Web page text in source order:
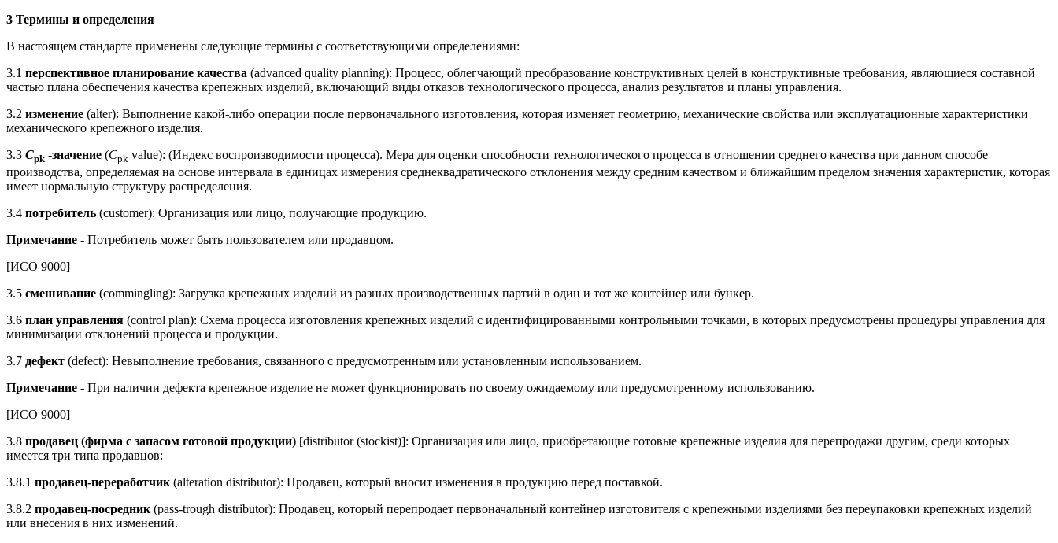
3 Термины и определения
В настоящем стандарте применены следующие термины с соответствующими определениями:
3.1 перспективное планирование качества (advanced quality planning): Процесс, облегчающий преобразование конструктивных целей в конструктивные требования, являющиеся составной
частью плана обеспечения качества крепежных изделий, включающий виды отказов технологического процесса, анализ результатов и планы управления.
3.2 изменение (alter): Выполнение какой-либо операции после первоначального изготовления, которая изменяет геометрию, механические свойства или эксплуатационные характеристики
механического крепежного изделия.
3.3 Срk -значение (Срk value): (Индекс воспроизводимости процесса). Мера для оценки способности технологического процесса в отношении среднего качества при данном способе
производства, определяемая на основе интервала в единицах измерения среднеквадратического отклонения между средним качеством и ближайшим пределом значения характеристик, которая
имеет нормальную структуру распределения.
3.4 потребитель (customer): Организация или лицо, получающие продукцию.
Примечание - Потребитель может быть пользователем или продавцом.
[ИСО 9000]
3.5 смешивание (commingling): Загрузка крепежных изделий из разных производственных партий в один и тот же контейнер или бункер.
3.6 план управления (control plan): Схема процесса изготовления крепежных изделий с идентифицированными контрольными точками, в которых предусмотрены процедуры управления для
минимизации отклонений процесса и продукции.
3.7 дефект (defect): Невыполнение требования, связанного с предусмотренным или установленным использованием.
Примечание - При наличии дефекта крепежное изделие не может функционировать по своему ожидаемому или предусмотренному использованию.
[ИСО 9000]
3.8 продавец (фирма с запасом готовой продукции) [distributor (stockist)]: Организация или лицо, приобретающие готовые крепежные изделия для перепродажи другим, среди которых
имеется три типа продавцов:
3.8.1 продавец-переработчик (alteration distributor): Продавец, который вносит изменения в продукцию перед поставкой.
3.8.2 продавец-посредник (pass-trough distributor): Продавец, который перепродает первоначальный контейнер изготовителя с крепежными изделиями без переупаковки крепежных изделий
или внесения в них изменений.